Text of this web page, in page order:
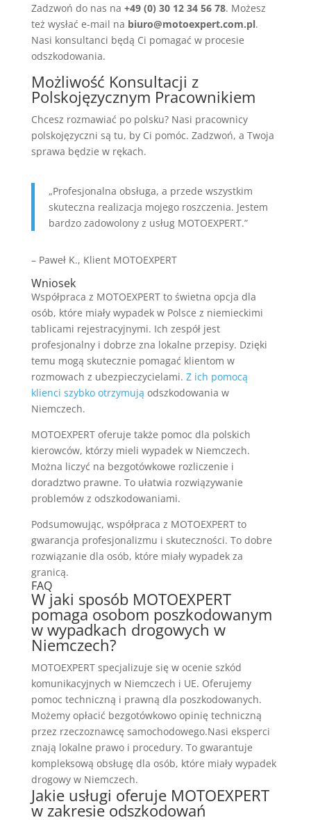
Zadzwoń do nas na +49 (0) 30 12 34 56 78. Możesz
też wysłać e-mail na biuro@motoexpert.com.pl.
Nasi konsultanci będą Ci pomagać w procesie
odszkodowania.
Możliwość Konsultacji z
Polskojęzycznym Pracownikiem
Chcesz rozmawiać po polsku? Nasi pracownicy
polskojęzyczni są tu, by Ci pomóc. Zadzwoń, a Twoja
sprawa będzie w rękach.
„Profesjonalna obsługa, a przede wszystkim
skuteczna realizacja mojego roszczenia. Jestem
bardzo zadowolony z usług MOTOEXPERT.”
– Paweł K., Klient MOTOEXPERT
Wniosek
Współpraca z MOTOEXPERT to świetna opcja dla
osób, które miały wypadek w Polsce z niemieckimi
tablicami rejestracyjnymi. Ich zespół jest
profesjonalny i dobrze zna lokalne przepisy. Dzięki
temu mogą skutecznie pomagać klientom w
rozmowach z ubezpieczycielami. Z ich pomocą
klienci szybko otrzymują odszkodowania w
Niemczech.
MOTOEXPERT oferuje także pomoc dla polskich
kierowców, którzy mieli wypadek w Niemczech.
Można liczyć na bezgotówkowe rozliczenie i
doradztwo prawne. To ułatwia rozwiązywanie
problemów z odszkodowaniami.
Podsumowując, współpraca z MOTOEXPERT to
gwarancja profesjonalizmu i skuteczności. To dobre
rozwiązanie dla osób, które miały wypadek za
granicą.
FAQ
W jaki sposób MOTOEXPERT
pomaga osobom poszkodowanym
w wypadkach drogowych w
Niemczech?
MOTOEXPERT specjalizuje się w ocenie szkód
komunikacyjnych w Niemczech i UE. Oferujemy
pomoc techniczną i prawną dla poszkodowanych.
Możemy opłacić bezgotówkowo opinię techniczną
przez rzeczoznawcę samochodowego.Nasi eksperci
znają lokalne prawo i procedury. To gwarantuje
kompleksową obsługę dla osób, które miały wypadek
drogowy w Niemczech.
Jakie usługi oferuje MOTOEXPERT
w zakresie odszkodowań